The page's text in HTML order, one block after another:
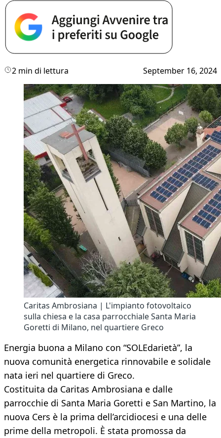
2 min di lettura September 16, 2024
Caritas Ambrosiana | L'impianto fotovoltaico
sulla chiesa e la casa parrocchiale Santa Maria
Goretti di Milano, nel quartiere Greco
Energia buona a Milano con “SOLEdarietà”, la
nuova comunità energetica rinnovabile e solidale
nata ieri nel quartiere di Greco.
Costituita da Caritas Ambrosiana e dalle
parrocchie di Santa Maria Goretti e San Martino, la
nuova Cers è la prima dell’arcidiocesi e una delle
prime della metropoli. È stata promossa da